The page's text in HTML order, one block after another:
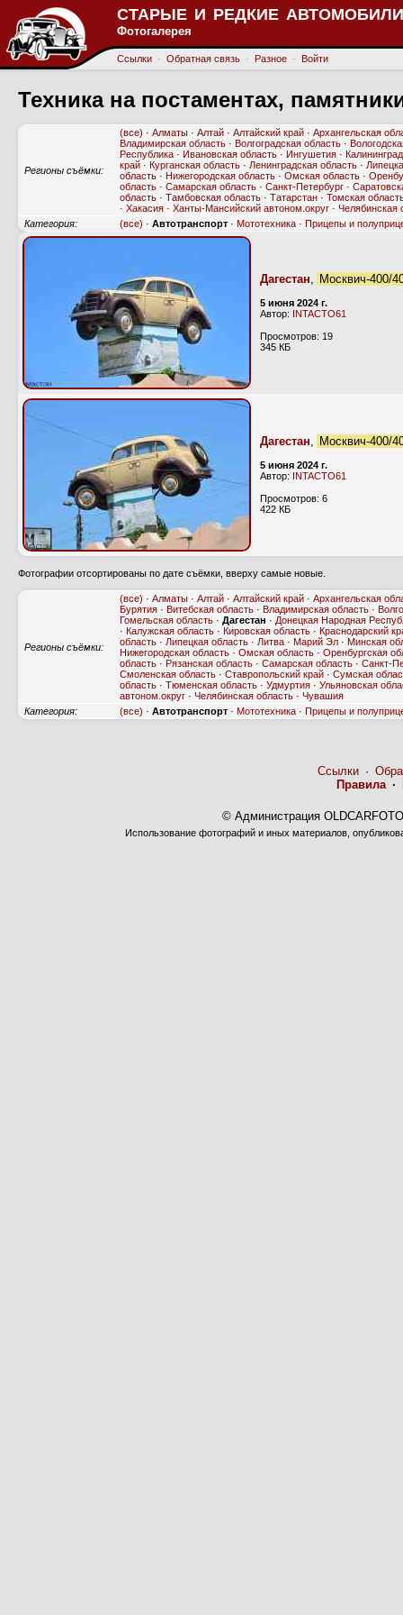
СТАРЫЕ И РЕДКИЕ
Фотогалерея
Ссылки · Обратная связь · Разное · Войти
Техника на постаментах,
Регионы съёмки:
(все) · Алматы · Алтай · Алтайский край · Архангельская
Владимирская область · Волгоградская область ·
Республика · Ивановская область · Ингушетия ·
край · Курганская область · Ленинградская область ·
область · Нижегородская область · Омская область ·
область · Самарская область · Санкт-Петербург ·
область · Тамбовская область · Татарстан · Томская
· Хакасия · Ханты-Мансийский автоном.округ · Челябинская
Категория:
(все) · Автотранспорт · Мототехника · Прицепы и
Дагестан, Москвич-400/
5 июня 2024 г.
Автор: INTACTO61
Просмотров: 19
345 КБ
Дагестан, Москвич-400/
5 июня 2024 г.
Автор: INTACTO61
Просмотров: 6
422 КБ
Фотографии отсортированы по дате съёмки, вверху самые новые.
Регионы съёмки:
(все) · Алматы · Алтай · Алтайский край · Архангельская
Бурятия · Витебская область · Владимирская область ·
Гомельская область · Дагестан · Донецкая Народная
· Калужская область · Кировская область · Краснодарский
область · Липецкая область · Литва · Марий Эл · Минская
Нижегородская область · Омская область · Оренбургская
область · Рязанская область · Самарская область · Санкт-
Смоленская область · Ставропольский край · Сумская
область · Тюменская область · Удмуртия · Ульяновская
автоном.округ · Челябинская область · Чувашия
Категория:
(все) · Автотранспорт · Мототехника · Прицепы и
Ссылки·
Правила·
© Администрация
Использование фотографий и иных материалов,